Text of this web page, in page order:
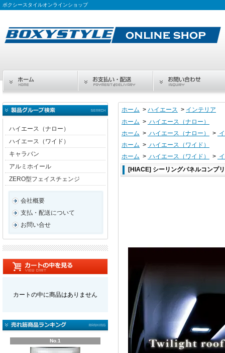
ボクシースタイルオンラインショップ
ハイエース（ナロー）
ハイエース（ワイド）
キャラバン
アルミホイール
ZERO型フェイスチェンジ
会社概要
支払・配送について
お問い合せ
カートの中に商品はありません
No.1
ホーム > ハイエース > インテリア
ホーム > ハイエース（ナロー）
ホーム > ハイエース（ナロー） >
ホーム > ハイエース（ワイド）
ホーム > ハイエース（ワイド） >
[HIACE] シーリングパネルコンプ